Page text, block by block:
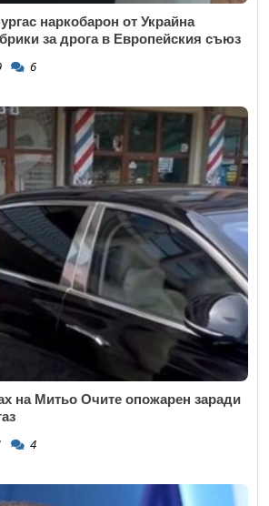
наркобарон от Украйна
за дрога в Европейския съюз
6
на Митьо Очите опожарен заради
4